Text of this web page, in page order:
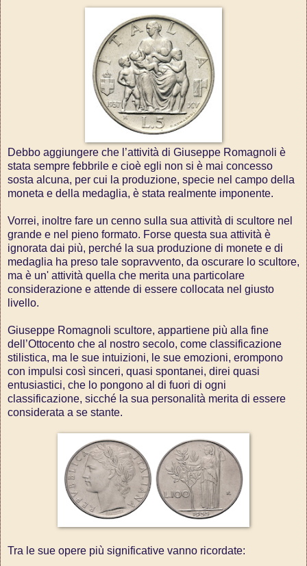
Debbo aggiungere che l’attività di Giuseppe Romagnoli è
stata sempre febbrile e cioè egli non si è mai concesso
sosta alcuna, per cui la produzione, specie nel campo della
moneta e della medaglia, è stata realmente imponente.
Vorrei, inoltre fare un cenno sulla sua attività di scultore nel
grande e nel pieno formato. Forse questa sua attività è
ignorata dai più, perché la sua produzione di monete e di
medaglia ha preso tale sopravvento, da oscurare lo scultore,
ma è un' attività quella che merita una particolare
considerazione e attende di essere collocata nel giusto
livello.
Giuseppe Romagnoli scultore, appartiene più alla fine
dell’Ottocento che al nostro secolo, come classificazione
stilistica, ma le sue intuizioni, le sue emozioni, erompono
con impulsi così sinceri, quasi spontanei, direi quasi
entusiastici, che lo pongono al di fuori di ogni
classificazione, sicché la sua personalità merita di essere
considerata a se stante.
Tra le sue opere più significative vanno ricordate: